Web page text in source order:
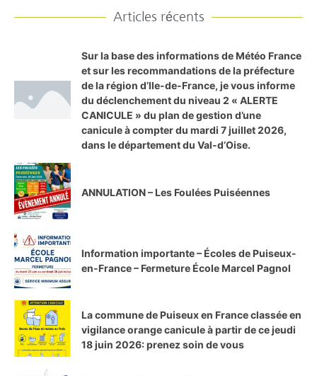
Articles récents
Sur la base des informations de Météo France
et sur les recommandations de la préfecture
de la région d’Ile-de-France, je vous informe
du déclenchement du niveau 2 « ALERTE
CANICULE » du plan de gestion d’une
canicule à compter du mardi 7 juillet 2026,
dans le département du Val-d’Oise.
ANNULATION – Les Foulées Puiséennes
Information importante – Écoles de Puiseux-
en-France – Fermeture École Marcel Pagnol
La commune de Puiseux en France classée en
vigilance orange canicule à partir de ce jeudi
18 juin 2026: prenez soin de vous